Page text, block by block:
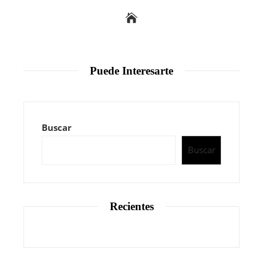
Puede Interesarte
Buscar
Buscar
Recientes